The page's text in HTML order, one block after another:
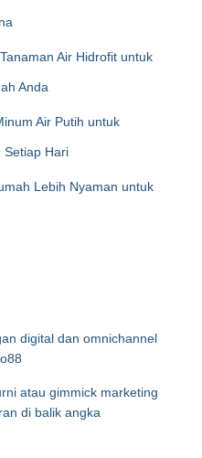
Air Hidrofit untuk
Anda
Air Putih untuk
Setiap Hari
Lebih Nyaman untuk
digital dan omnichannel
atau gimmick marketing
di balik angka